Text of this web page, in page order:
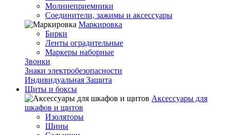
Молниеприемники
Соединители, зажимы и аксессуары
Маркировка
Бирки
Ленты оградительные
Маркеры наборные
Звонки
Знаки электробезопасности
Индивидуальная Защита
Щиты и боксы
Аксессуары для
шкафов и щитов
Изоляторы
Шины